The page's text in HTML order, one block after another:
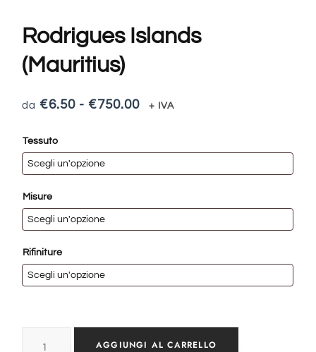
Rodrigues Islands
(Mauritius)
€6.50 - €750.00 + IVA
Tessuto
Misure
Rifiniture
AGGIUNGI AL CARRELLO